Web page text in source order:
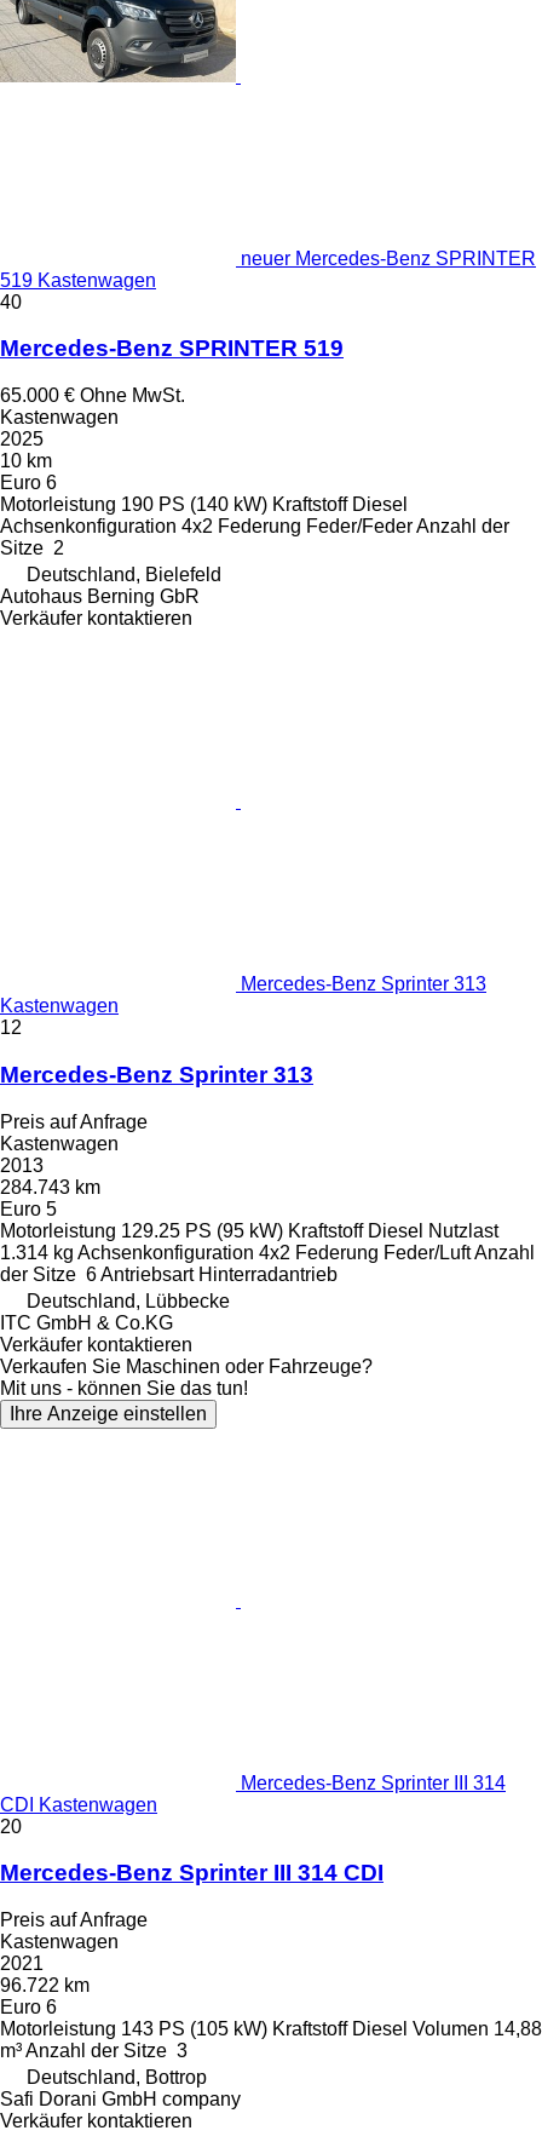
neuer Mercedes-Benz SPRINTER
519 Kastenwagen
40
Mercedes-Benz SPRINTER 519
65.000 € Ohne MwSt.
Kastenwagen
2025
10 km
Euro 6
Motorleistung 190 PS (140 kW) Kraftstoff Diesel
Achsenkonfiguration 4x2 Federung Feder/FederAnzahl der
Sitze 2
Deutschland, Bielefeld
Autohaus Berning GbR
Verkäufer kontaktieren
Mercedes-Benz Sprinter 313
Kastenwagen
12
Mercedes-Benz Sprinter 313
Preis auf Anfrage
Kastenwagen
2013
284.743 km
Euro 5
Motorleistung 129.25 PS (95 kW) Kraftstoff Diesel Nutzlast
1.314 kg Achsenkonfiguration 4x2 Federung Feder/LuftAnzahl
der Sitze 6Antriebsart Hinterradantrieb
Deutschland, Lübbecke
ITC GmbH & Co.KG
Verkäufer kontaktieren
Verkaufen Sie Maschinen oder Fahrzeuge?
Mit uns - können Sie das tun!
Ihre Anzeige einstellen
Mercedes-Benz Sprinter III 314
CDI Kastenwagen
20
Mercedes-Benz Sprinter III 314 CDI
Preis auf Anfrage
Kastenwagen
2021
96.722 km
Euro 6
Motorleistung 143 PS (105 kW) Kraftstoff Diesel Volumen 14,88
m³Anzahl der Sitze 3
Deutschland, Bottrop
Safi Dorani GmbH company
Verkäufer kontaktieren